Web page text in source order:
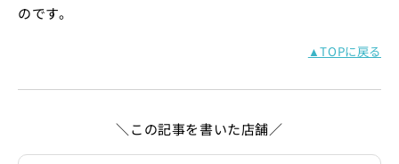
のです。
▲TOPに戻る
＼この記事を書いた店舗／